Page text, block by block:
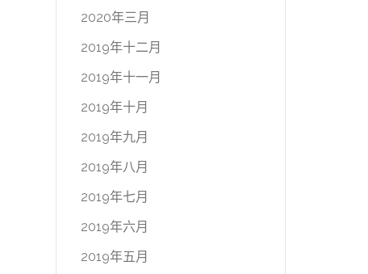
2020年三月
2019年十二月
2019年十一月
2019年十月
2019年九月
2019年八月
2019年七月
2019年六月
2019年五月